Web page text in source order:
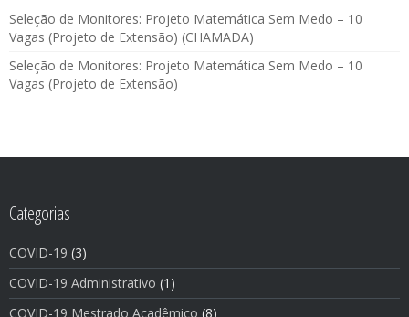
Seleção de Monitores: Projeto Matemática Sem Medo – 10
Vagas (Projeto de Extensão) (CHAMADA)
Seleção de Monitores: Projeto Matemática Sem Medo – 10
Vagas (Projeto de Extensão)
Categorias
COVID-19 (3)
COVID-19 Administrativo (1)
COVID-19 Mestrado Acadêmico (8)